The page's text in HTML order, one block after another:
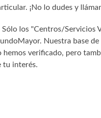
¡No lo dudes y
Sólo los "Centros/Servicios
Nuestra base
hemos verificado, pero
tu interés.